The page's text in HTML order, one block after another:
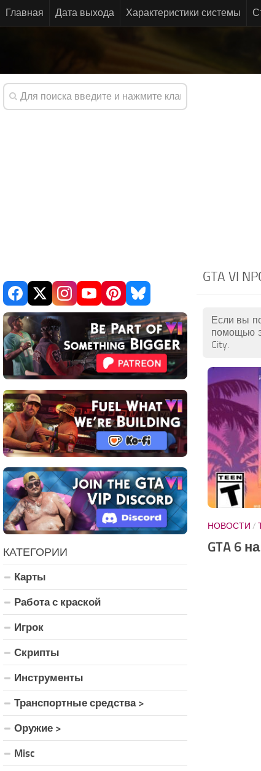
Главная Дата выхода Характеристики системы
GTA VI
Если вы
помощью
City.
НОВОСТИ /
GTA 6
КАТЕГОРИИ
Карты
Работа с краской
Игрок
Скрипты
Инструменты
Транспортные средства >
Оружие >
Misc